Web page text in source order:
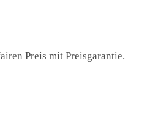
Preis mit Preisgarantie.